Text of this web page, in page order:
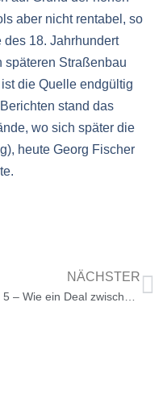
aber nicht rentabel, so
18. Jahrhundert
späteren Straßenbau
die Quelle endgültig
stand das
wo sich später die
heute Georg Fischer
NÄCHSTER
Teil 5 – Wie ein Deal zwischen den beiden Kirchen eine alte Glocke rettete